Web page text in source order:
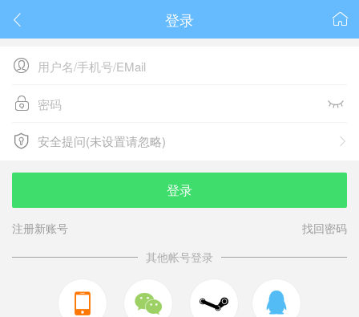
 
登录

 
 
安全提问(未设置请忽略)
安全提问(未设置请忽略)
登录
注册新账号
找回密码
其他帐号登录
  